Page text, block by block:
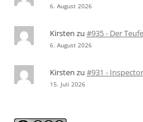
6. August 2026
Kirsten zu #935 - Der
6. August 2026
Kirsten zu #931 -
15. Juli 2026